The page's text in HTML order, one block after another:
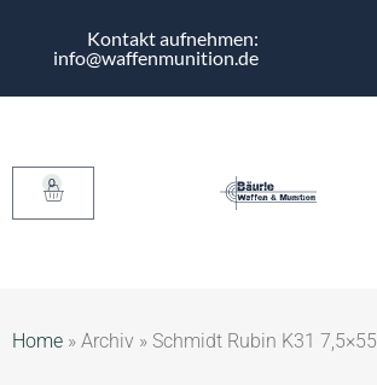
Kontakt aufnehmen:
info@waffenmunition.de
0
Home » Archiv » Schmidt Rubin K31 7,5×55